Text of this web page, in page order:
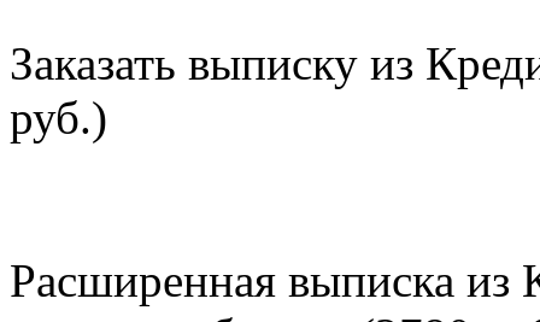
Заказать выписку из
руб.)
Расширенная выписка из